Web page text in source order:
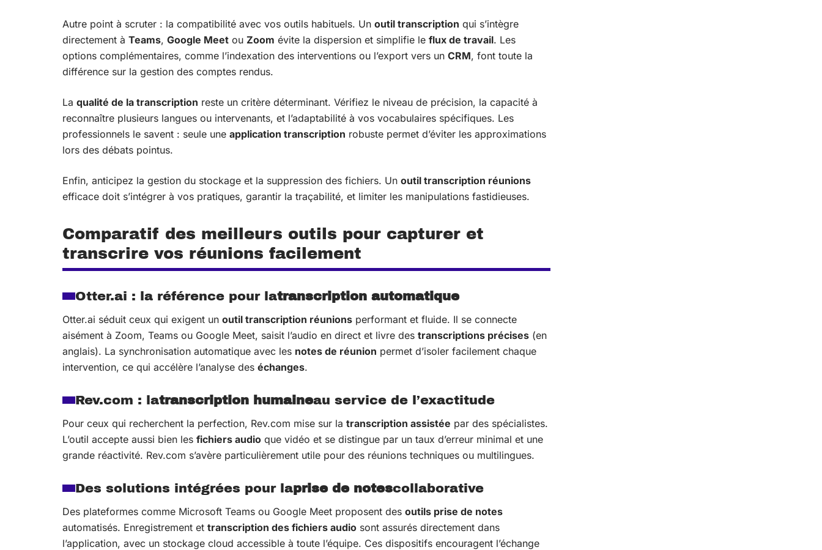
Autre point à scruter : la compatibilité avec vos outils habituels. Un outil transcription qui s’intègre
directement à Teams, Google Meet ou Zoom évite la dispersion et simplifie le flux de travail. Les
options complémentaires, comme l’indexation des interventions ou l’export vers un CRM, font toute la
différence sur la gestion des comptes rendus.
La qualité de la transcription reste un critère déterminant. Vérifiez le niveau de précision, la capacité à
reconnaître plusieurs langues ou intervenants, et l’adaptabilité à vos vocabulaires spécifiques. Les
professionnels le savent : seule une application transcription robuste permet d’éviter les approximations
lors des débats pointus.
Enfin, anticipez la gestion du stockage et la suppression des fichiers. Un outil transcription réunions
efficace doit s’intégrer à vos pratiques, garantir la traçabilité, et limiter les manipulations fastidieuses.
Comparatif des meilleurs outils pour capturer et
transcrire vos réunions facilement
Otter.ai : la référence pour latranscription automatique
Otter.ai séduit ceux qui exigent un outil transcription réunions performant et fluide. Il se connecte
aisément à Zoom, Teams ou Google Meet, saisit l’audio en direct et livre des transcriptions précises (en
anglais). La synchronisation automatique avec les notes de réunion permet d’isoler facilement chaque
intervention, ce qui accélère l’analyse des échanges.
Rev.com : latranscription humaineau service de l’exactitude
Pour ceux qui recherchent la perfection, Rev.com mise sur la transcription assistée par des spécialistes.
L’outil accepte aussi bien les fichiers audio que vidéo et se distingue par un taux d’erreur minimal et une
grande réactivité. Rev.com s’avère particulièrement utile pour des réunions techniques ou multilingues.
Des solutions intégrées pour laprise de notescollaborative
Des plateformes comme Microsoft Teams ou Google Meet proposent des outils prise de notes
automatisés. Enregistrement et transcription des fichiers audio sont assurés directement dans
l’application, avec un stockage cloud accessible à toute l’équipe. Ces dispositifs encouragent l’échange